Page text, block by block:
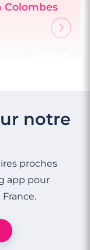
Colombes
notre
proches
app pour